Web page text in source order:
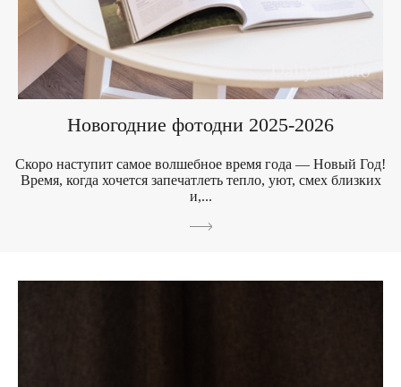
Новогодние фотодни 2025-2026
Скоро наступит самое волшебное время года — Новый Год!
Время, когда хочется запечатлеть тепло, уют, смех близких
и,...